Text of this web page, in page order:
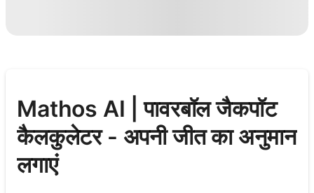
Mathos AI | पावरबॉल जैकपॉट
कैलकुलेटर - अपनी जीत का अनुमान
लगाएं